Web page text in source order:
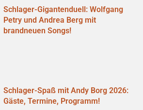
Schlager-Gigantenduell: Wolfgang
Petry und Andrea Berg mit
brandneuen Songs!
Schlager-Spaß mit Andy Borg 2026:
Gäste, Termine, Programm!